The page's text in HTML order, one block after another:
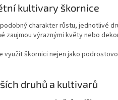
kultivary škornice
charakter růstu, jednotlivé
zaujmou výraznými květy nebo
využít škornici nejen jako
druhů a kultivarů